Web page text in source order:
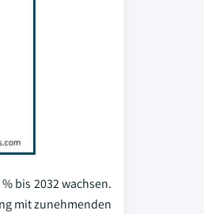
bis 2032 wachsen.
mit zunehmenden